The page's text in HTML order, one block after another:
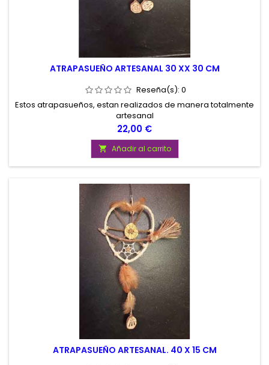
ATRAPASUEÑO ARTESANAL 30 XX 30 CM
Reseña(s): 0
Estos atrapasueños, estan realizados de manera totalmente
artesanal
Precio
22,00 €
 Añadir al carrito
ATRAPASUEÑO ARTESANAL. 40 X 15 CM